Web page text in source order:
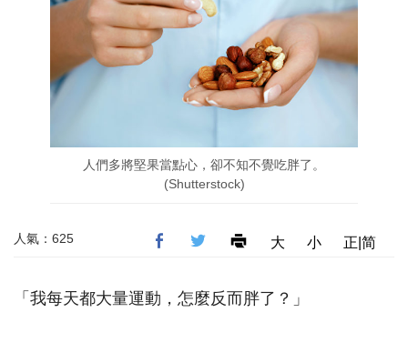
人們多將堅果當點心，卻不知不覺吃胖了。
(Shutterstock)
人氣：625 大 小 正|简
「我每天都大量運動，怎麼反而胖了？」